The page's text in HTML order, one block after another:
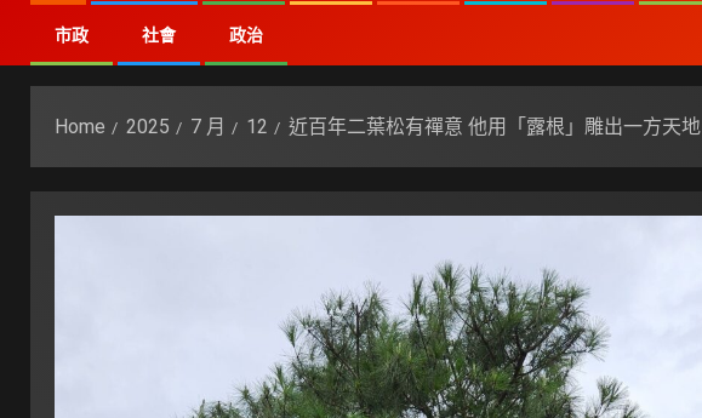
市政 社會 政治
Home 2025 7 月 12 近百年二葉松有禪意 他用「露根」雕出一方天地